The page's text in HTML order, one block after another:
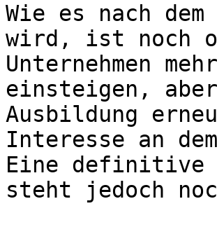
Wie es nach
wird, ist noch
Unternehmen
einsteigen,
Ausbildung
Interesse an
Eine definitive
steht jedoch